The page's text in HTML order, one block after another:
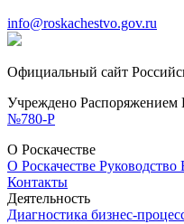
info@roskachestvo.gov.ru
Официальный сайт
Учреждено Распоряжением
№780-Р
О Роскачестве
О Роскачестве Руководство
Контакты
Деятельность
Диагностика бизнес-